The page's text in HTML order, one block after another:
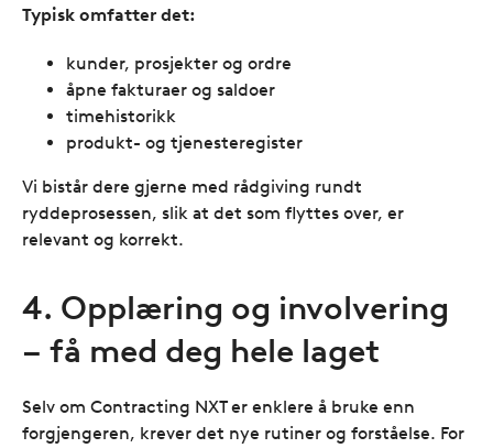
Typisk omfatter det:
kunder, prosjekter og ordre
åpne fakturaer og saldoer
timehistorikk
produkt- og tjenesteregister
Vi bistår dere gjerne med rådgiving rundt
ryddeprosessen, slik at det som flyttes over, er
relevant og korrekt.
4. Opplæring og involvering
– få med deg hele laget
Selv om Contracting NXT er enklere å bruke enn
forgjengeren, krever det nye rutiner og forståelse. For